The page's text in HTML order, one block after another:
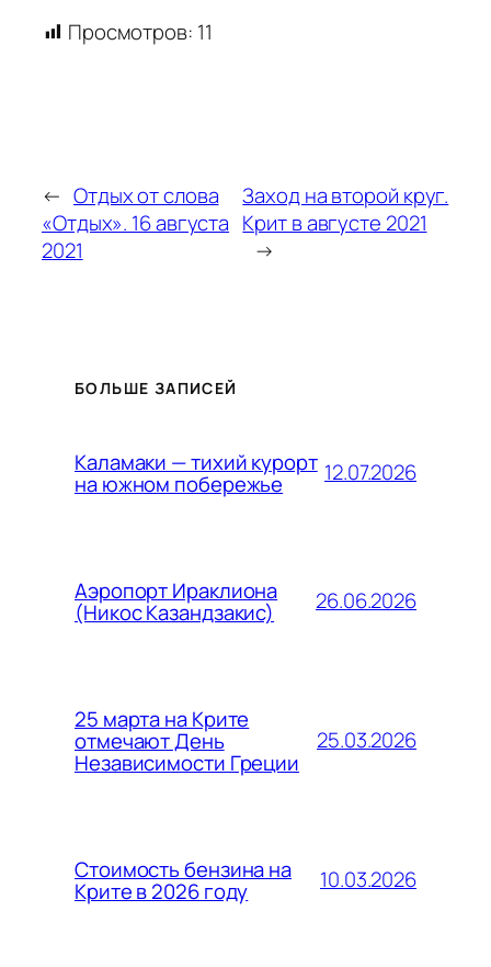
Просмотров: 11
← Отдых от слова
«Отдых». 16 августа
2021
Заход на второй круг.
Крит в августе 2021
→
БОЛЬШЕ ЗАПИСЕЙ
Каламаки — тихий курорт
на южном побережье 12.07.2026
Аэропорт Ираклиона
(Никос Казандзакис) 26.06.2026
25 марта на Крите
отмечают День
Независимости Греции
25.03.2026
Стоимость бензина на
Крите в 2026 году 10.03.2026